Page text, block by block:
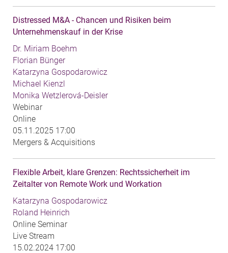
Distressed M&A - Chancen und Risiken beim
Unternehmenskauf in der Krise
Dr. Miriam Boehm
Florian Bünger
Katarzyna Gospodarowicz
Michael Kienzl
Monika Wetzlerová-Deisler
Webinar
Online
05.11.2025 17:00
Mergers & Acquisitions
Flexible Arbeit, klare Grenzen: Rechtssicherheit im
Zeitalter von Remote Work und Workation
Katarzyna Gospodarowicz
Roland Heinrich
Online Seminar
Live Stream
15.02.2024 17:00